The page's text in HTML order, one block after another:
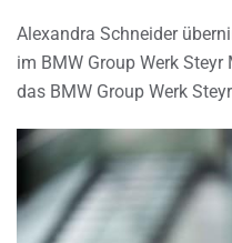
Alexandra Schneider
im BMW Group Werk
das BMW Group Werk Steyr